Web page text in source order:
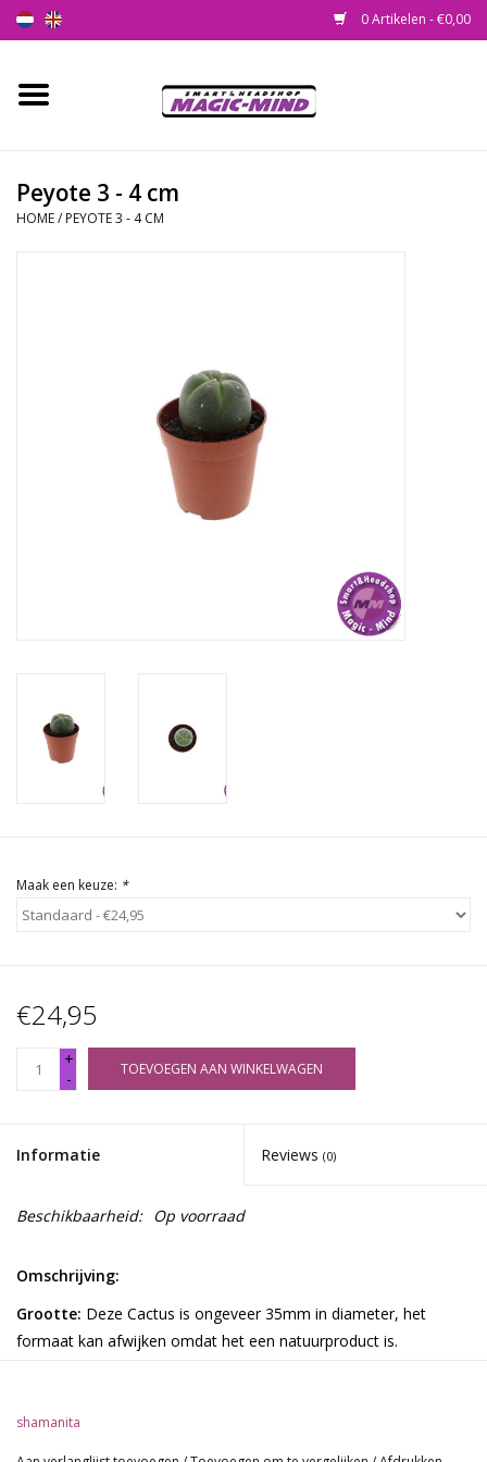
0 Artikelen - €0,00
Home
Smartshop
Peyote 3 - 4 cm
HOME/ PEYOTE 3 - 4 CM
Maak een keuze: *
€24,95
+
-
TOEVOEGEN AAN WINKELWAGEN
Informatie Reviews (0)
Beschikbaarheid: Op voorraad
Omschrijving:
Grootte: Deze Cactus is ongeveer 35mm in diameter, het
formaat kan afwijken omdat het een natuurproduct is.
shamanita